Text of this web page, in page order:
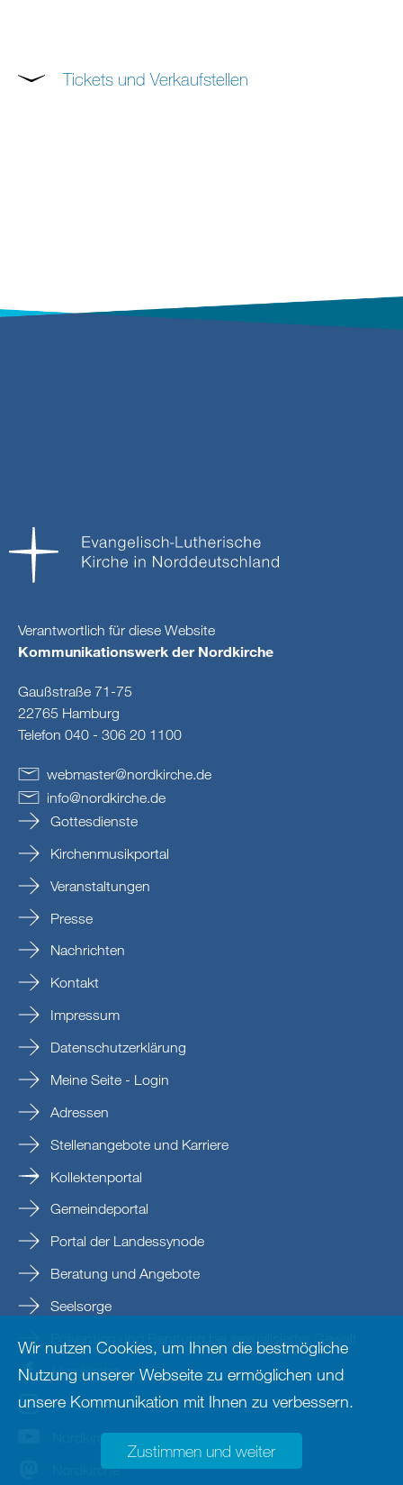
Tickets und Verkaufstellen
Verantwortlich für diese Website
Kommunikationswerk der Nordkirche
Gaußstraße 71-75
22765 Hamburg
Telefon 040 - 306 20 1100
webmaster@nordkirche.de
info@nordkirche.de
Gottesdienste
Kirchenmusikportal
Veranstaltungen
Presse
Nachrichten
Kontakt
Impressum
Datenschutzerklärung
Meine Seite - Login
Adressen
Stellenangebote und Karriere
Kollektenportal
Gemeindeportal
Portal der Landessynode
Beratung und Angebote
Seelsorge
Prävention und Beratung bei sexualisierter Gewalt
Nordkirche
nordkirche
Nordkirche
Nordkirche
Wir nutzen Cookies, um Ihnen die bestmögliche
Nutzung unserer Webseite zu ermöglichen und
unsere Kommunikation mit Ihnen zu verbessern.
Zustimmen und weiter